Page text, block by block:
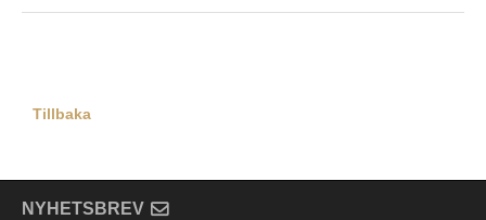
Tillbaka
NYHETSBREV